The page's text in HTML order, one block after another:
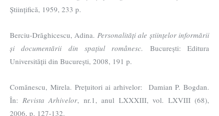
Științifică, 1959, 233 p.
Berciu-Drăghicescu, Adina. Personalități ale științelor informării
și documentării din spațiul românesc.
București: Editura
Universității din București, 2008, 191 p.
Comănescu, Mirela. Prețuitori ai arhivelor: Damian P. Bogdan.
În: Revista Arhivelor, nr.1, anul LXXXIII, vol. LXVIII (68),
2006, p. 127-132.